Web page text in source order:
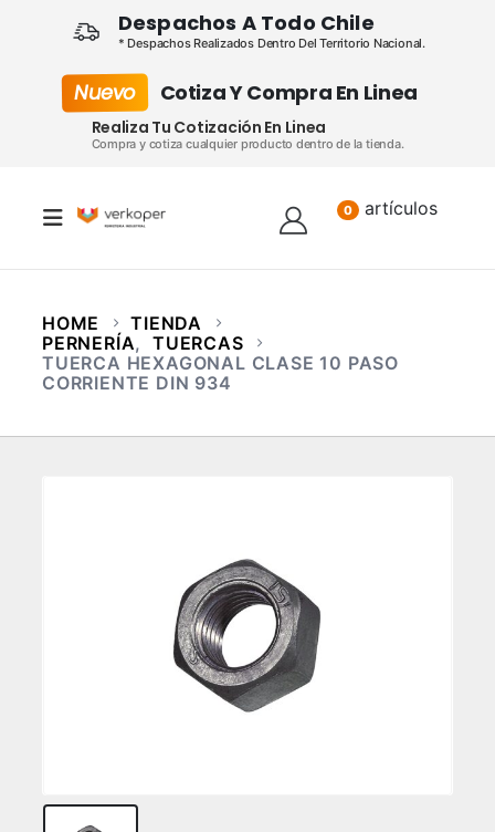
Despachos A Todo Chile
* Despachos Realizados Dentro Del Territorio Nacional.
Nuevo Cotiza Y Compra En Linea
Realiza Tu Cotización En Linea
Compra y cotiza cualquier producto dentro de la tienda.
0 artículos
HOME
TIENDA
PERNERÍA, TUERCAS
TUERCA HEXAGONAL CLASE 10 PASO
CORRIENTE DIN 934